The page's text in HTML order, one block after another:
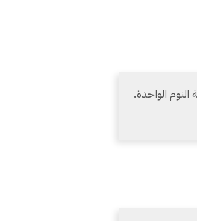
الواحدة.